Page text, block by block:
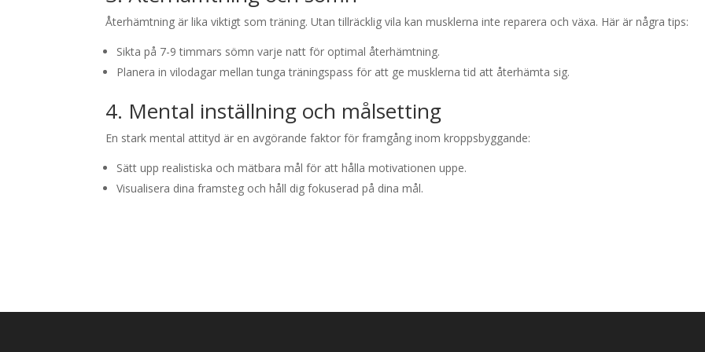
Återhämtning är lika viktigt som träning. Utan tillräcklig vila kan musklerna inte reparera och växa. Här är några tips:
Sikta på 7-9 timmars sömn varje natt för optimal återhämtning.
Planera in vilodagar mellan tunga träningspass för att ge musklerna tid att återhämta sig.
4. Mental inställning och målsetting
En stark mental attityd är en avgörande faktor för framgång inom kroppsbyggande:
Sätt upp realistiska och mätbara mål för att hålla motivationen uppe.
Visualisera dina framsteg och håll dig fokuserad på dina mål.